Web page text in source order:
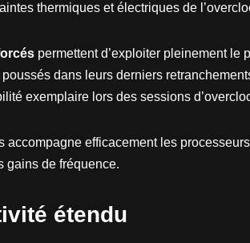
thermiques et électriques de
permettent d’exploiter pleinement le
dans leurs derniers
exemplaire lors des sessions
accompagne efficacement les
gains de fréquence.
étendu